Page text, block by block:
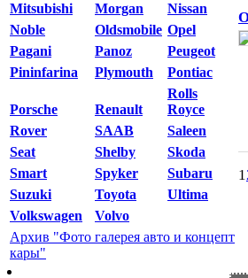
Mitsubishi
Morgan
Nissan
Noble
Oldsmobile Opel
Pagani
Panoz
Peugeot
Pininfarina
Plymouth Pontiac
Porsche Renault
Rolls
Royce
Rover
SAAB
Saleen
Seat
Shelby
Skoda
Smart
Spyker
Subaru
Suzuki
Toyota
Ultima
Volkswagen
Volvo
Архив "Фото галерея авто и концепт
кары"
1